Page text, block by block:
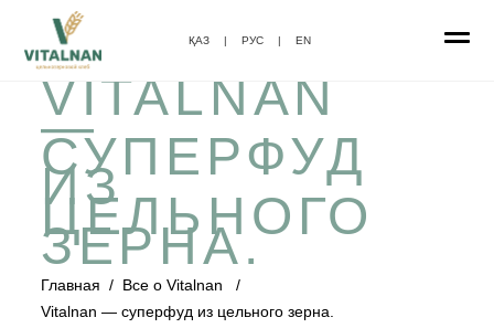
ҚАЗ | РУС | EN
VITALNAN
—
СУПЕРФУД
ИЗ
ЦЕЛЬНОГО
ЗЕРНА.
Главная / Все о Vitalnan
/
Vitalnan — суперфуд из цельного зерна.